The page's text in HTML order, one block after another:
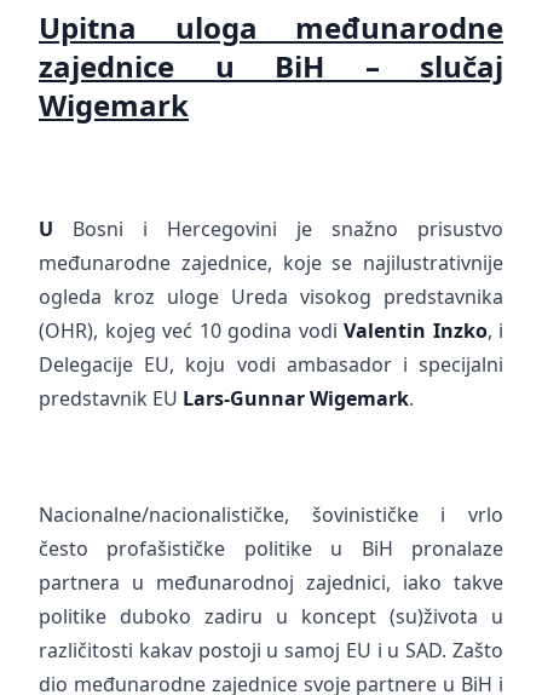
Upitna uloga međunarodne
zajednice u BiH – slučaj
Wigemark
U Bosni i Hercegovini je snažno prisustvo
međunarodne zajednice, koje se najilustrativnije
ogleda kroz uloge Ureda visokog predstavnika
(OHR), kojeg već 10 godina vodi Valentin Inzko, i
Delegacije EU, koju vodi ambasador i specijalni
predstavnik EU Lars-Gunnar Wigemark.
Nacionalne/nacionalističke, šovinističke i vrlo
često profašističke politike u BiH pronalaze
partnera u međunarodnoj zajednici, iako takve
politike duboko zadiru u koncept (su)života u
različitosti kakav postoji u samoj EU i u SAD. Zašto
dio međunarodne zajednice svoje partnere u BiH i